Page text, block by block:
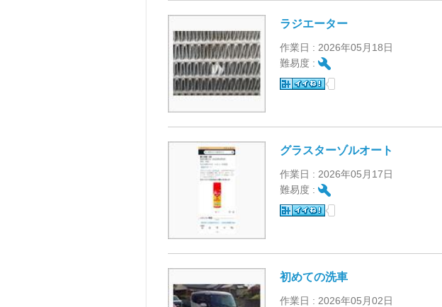
ラジエーター
作業日 : 2026年05月18日
難易度 :
グラスターゾルオート
作業日 : 2026年05月17日
難易度 :
初めての洗車
作業日 : 2026年05月02日